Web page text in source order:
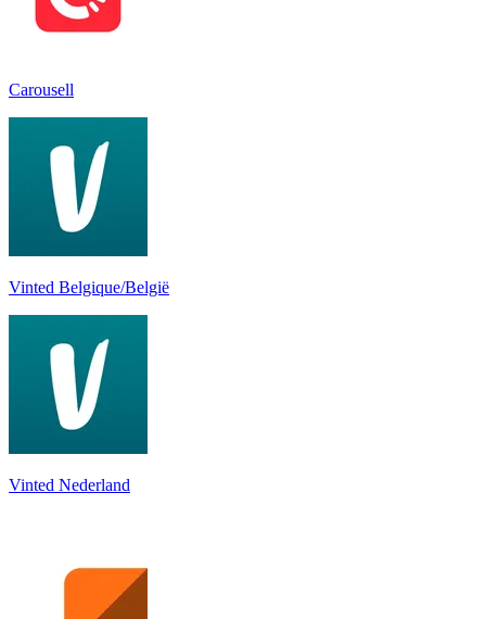
Carousell
Vinted Belgique/België
Vinted Nederland